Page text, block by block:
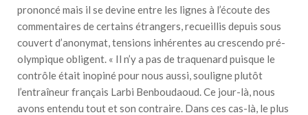
prononcé mais il se devine entre les lignes à l’écoute des
commentaires de certains étrangers, recueillis depuis sous
couvert d’anonymat, tensions inhérentes au crescendo pré-
olympique obligent. « Il n’y a pas de traquenard puisque le
contrôle était inopiné pour nous aussi, souligne plutôt
l’entraîneur français Larbi Benboudaoud. Ce jour-là, nous
avons entendu tout et son contraire. Dans ces cas-là, le plus